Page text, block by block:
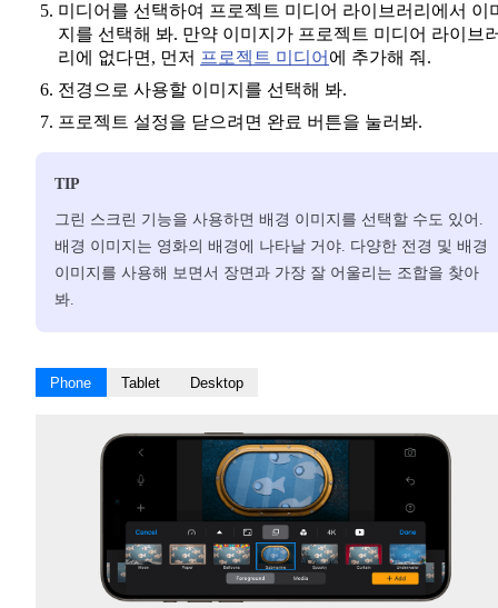
미디어를 선택하여 프로젝트 미디어 라이브러리에서 이
지를 선택해 봐. 만약 이미지가 프로젝트 미디어 라이브
리에 없다면, 먼저 프로젝트 미디어 에 추가해 줘.
전경으로 사용할 이미지를 선택해 봐.
프로젝트 설정을 닫으려면 완료 버튼을 눌러봐.
TIP
그린 스크린 기능을 사용하면 배경 이미지를 선택할 수도 있어.
배경 이미지는 영화의 배경에 나타날 거야. 다양한 전경 및 배경
이미지를 사용해 보면서 장면과 가장 잘 어울리는 조합을 찾아
봐.
Phone Tablet Desktop